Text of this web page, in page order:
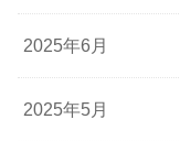
2025年6月
2025年5月